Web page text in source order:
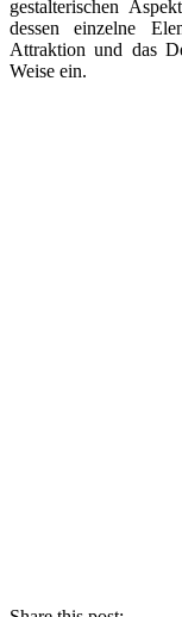
gestalterischen
dessen einzelne
Attraktion und das
Weise ein.